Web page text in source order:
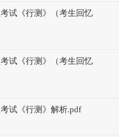
试《行测》（考生回忆
试《行测》（考生回忆
试《行测》解析.pdf